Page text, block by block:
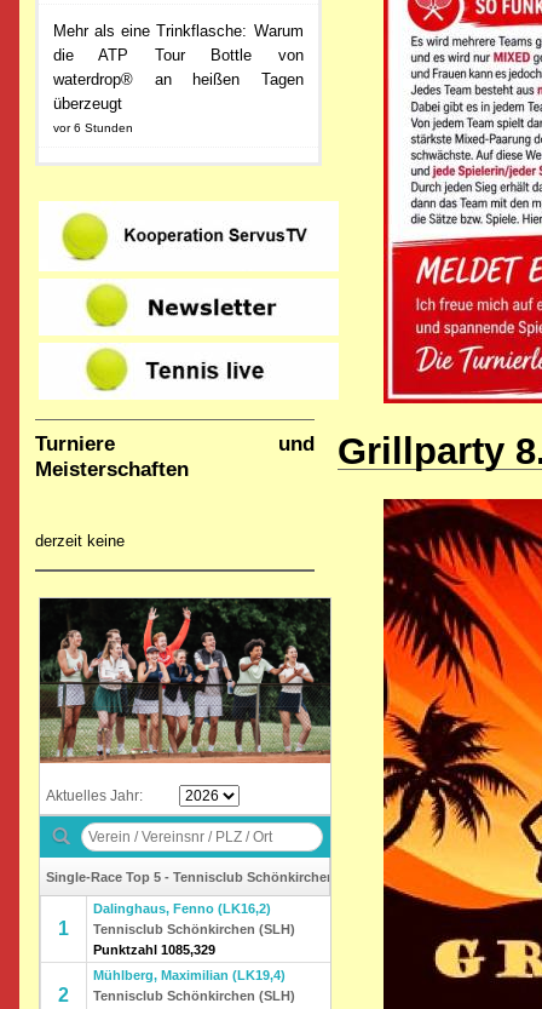
Mehr als eine Trinkflasche: Warum
die ATP Tour Bottle von
waterdrop® an heißen Tagen
überzeugt
vor 6 Stunden
Turniere und
Meisterschaften
derzeit keine
Grillparty